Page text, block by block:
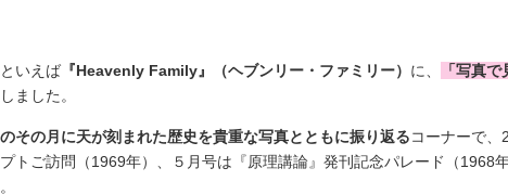
いえば 『Heavenly Family』（ヘブンリー・ファミリー） に、 「写真で
ました。
その月に天が刻まれた歴史を貴重な写真とともに振り返るコーナーで、
トご訪問（1969年）、５月号は『原理講論』発刊記念パレード（1968